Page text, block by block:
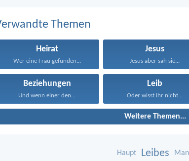
Themen
Heirat
Wer eine Frau gefunden...
Jesus
Jesus aber sah sie...
Beziehungen
Und wenn einer den...
Leib
Oder wisst ihr nicht...
Weitere Themen...
Haupt Leibes